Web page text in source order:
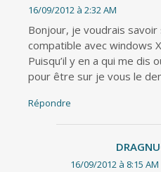
16/09/2012 à 2:32 AM
Bonjour, je voudrais
compatible avec windows
Puisqu’il y en a qui me dis
pour être sur je vous le
Répondre
16/09/2012 à 8:15 AM